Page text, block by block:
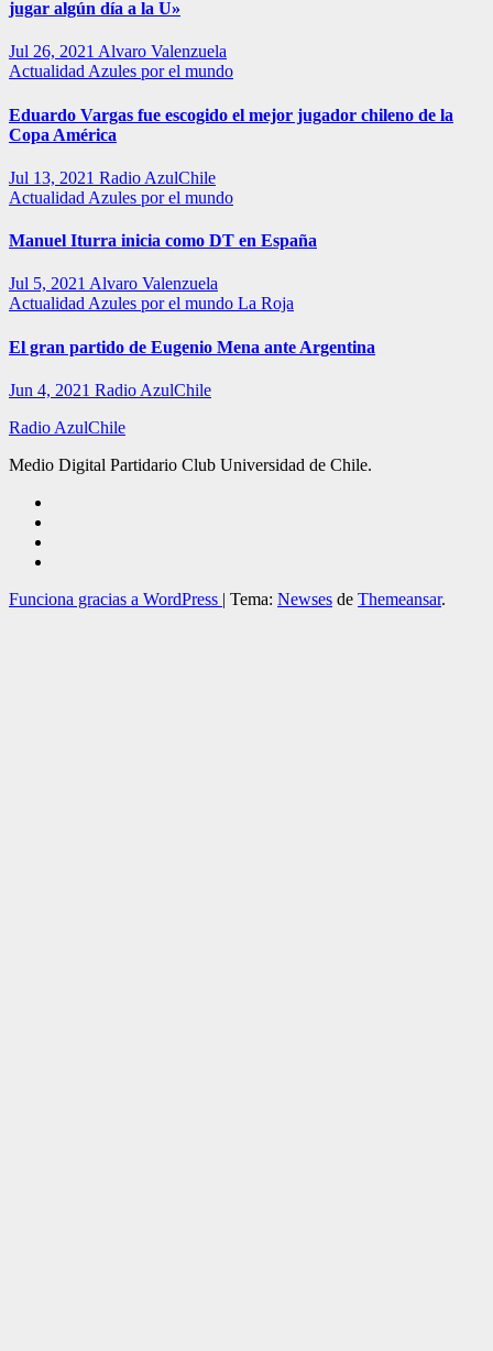
jugar algún día a la U»
Jul 26, 2021 Alvaro Valenzuela
Actualidad Azules por el mundo
Eduardo Vargas fue escogido el mejor jugador chileno de la
Copa América
Jul 13, 2021 Radio AzulChile
Actualidad Azules por el mundo
Manuel Iturra inicia como DT en España
Jul 5, 2021 Alvaro Valenzuela
Actualidad Azules por el mundo La Roja
El gran partido de Eugenio Mena ante Argentina
Jun 4, 2021 Radio AzulChile
Radio AzulChile
Medio Digital Partidario Club Universidad de Chile.
Funciona gracias a WordPress | Tema: Newses de Themeansar.